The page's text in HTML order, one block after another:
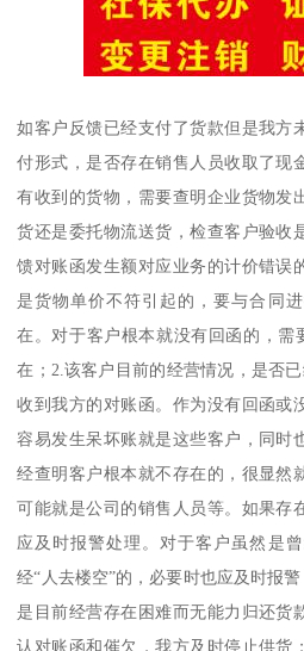
如客户反馈已经支付了货款但是我方
付形式，是否存在销售人员收取了现
有收到的货物，需要查明企业货物发
货还是委托物流送货，检查客户验收
馈对账函发生额对应业务的计价错误
是货物单价不符引起的，要与合同
在。对于客户根本就没有回函的，需
在；2.该客户目前的经营情况，是否
收到我方的对账函。作为没有回函或
容易发生呆坏账就是这些客户，同时
经查明客户根本就不存在的，很显然
可能就是公司的销售人员等。如果存
应及时报警处理。对于客户虽然是
经“人去楼空”的，必要时也应及时报
是目前经营存在困难而无能力归还货
认对账函和催欠，我方及时停止供货